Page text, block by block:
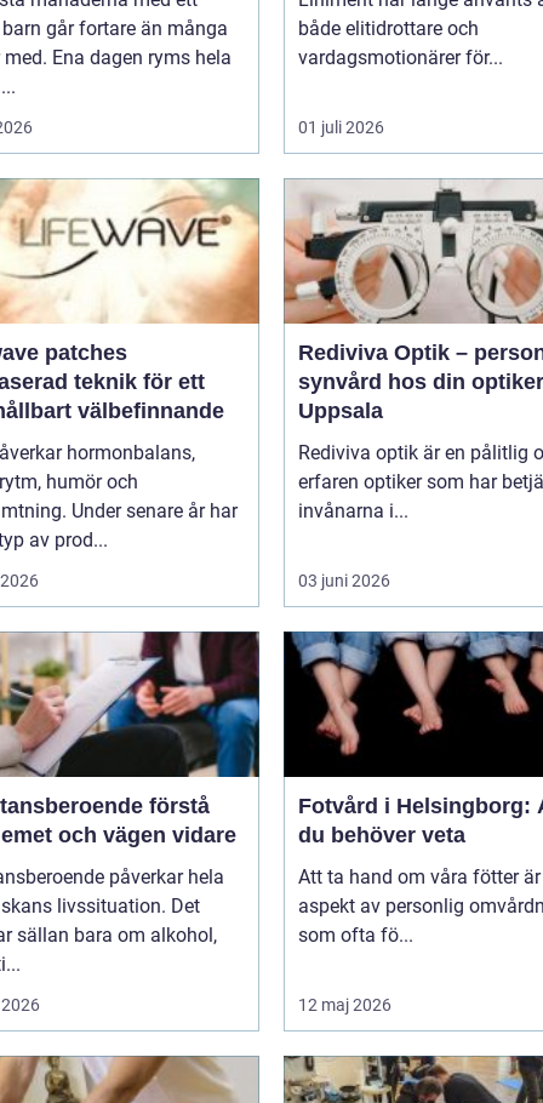
går fortare än många
Ena dagen ryms hela
både elitidrottare och
vardagsmotionärer för...
01 juli 2026
patches
teknik för ett
välbefinnande
hormonbalans,
humör och
Under senare år har
av prod...
Rediviva Optik –
synvård hos din
Uppsala
Rediviva optik är en pålitlig
erfaren optiker som har
invånarna i...
03 juni 2026
förstå
och vägen vidare
påverkar hela
livssituation. Det
sällan bara om alkohol,
Fotvård i Helsingborg:
du behöver veta
Att ta hand om våra fötter
aspekt av personlig
som ofta fö...
12 maj 2026